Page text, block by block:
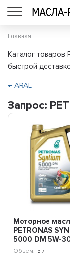
Главная
Каталог товаров
быстрой
← ARAL
Запрос:
Моторное
PETRONAS
5000 DM 5W-
70644M12EU
Объем: 5 л